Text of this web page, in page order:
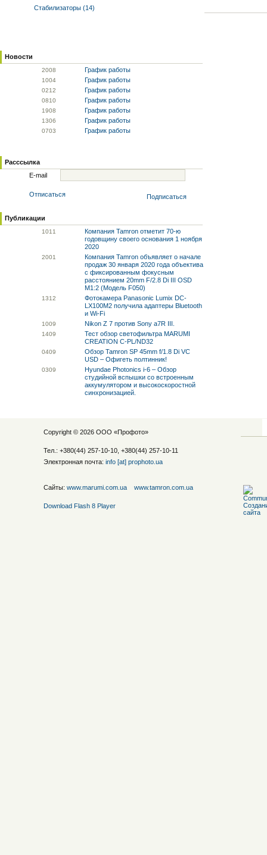
Стабилизаторы (14)
Новости
2008 График работы
1004 График работы
0212 График работы
0810 График работы
1908 График работы
1306 График работы
0703 График работы
Расссылка
E-mail
Отписаться Подписаться
Публикации
1011
Компания Tamron отметит 70-ю
годовщину своего основания 1 ноября
2020
2001
Компания Tamron объявляет о начале
продаж 30 января 2020 года объектива
с фиксированным фокусным
расстоянием 20mm F/2.8 Di III OSD
M1:2 (Модель F050)
1312
Фотокамера Panasonic Lumix DC-
LX100M2 получила адаптеры Bluetooth
и Wi-Fi
1009 Nikon Z 7 против Sony a7R III.
1409
Тест обзор светофильтра MARUMI
CREATION C-PL/ND32
0409
Обзор Tamron SP 45mm f/1.8 Di VC
USD – Офигеть полтинник!
0309
Hyundae Photonics i-6 – Обзор
студийной вспышки со встроенным
аккумулятором и высокоскоростной
синхронизацией.
Copyright © 2026 ООО «Профото»
Тел.: +380(44) 257-10-10, +380(44) 257-10-11
Электронная почта: info [at] prophoto.ua
Сайты: www.marumi.com.ua www.tamron.com.ua
Download Flash 8 Player